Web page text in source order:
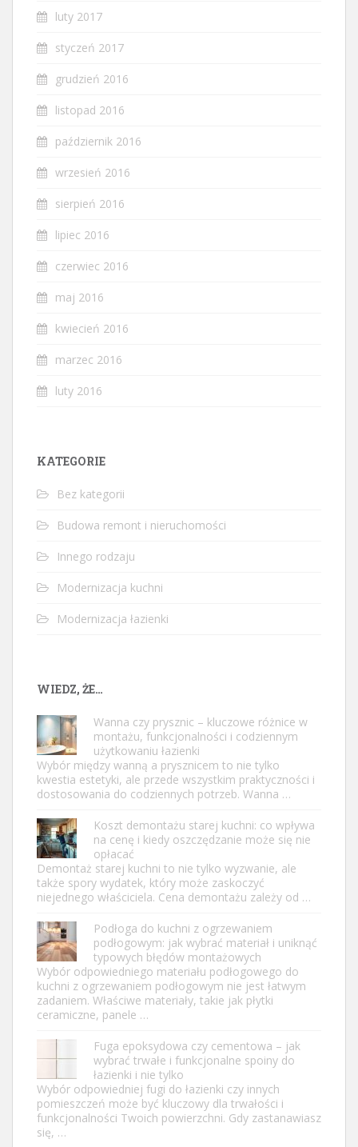
luty 2017
styczeń 2017
grudzień 2016
listopad 2016
październik 2016
wrzesień 2016
sierpień 2016
lipiec 2016
czerwiec 2016
maj 2016
kwiecień 2016
marzec 2016
luty 2016
KATEGORIE
Bez kategorii
Budowa remont i nieruchomości
Innego rodzaju
Modernizacja kuchni
Modernizacja łazienki
WIEDZ, ŻE…
Wanna czy prysznic – kluczowe różnice w
montażu, funkcjonalności i codziennym
użytkowaniu łazienki
Wybór między wanną a prysznicem to nie tylko
kwestia estetyki, ale przede wszystkim praktyczności i
dostosowania do codziennych potrzeb. Wanna …
Koszt demontażu starej kuchni: co wpływa
na cenę i kiedy oszczędzanie może się nie
opłacać
Demontaż starej kuchni to nie tylko wyzwanie, ale
także spory wydatek, który może zaskoczyć
niejednego właściciela. Cena demontażu zależy od …
Podłoga do kuchni z ogrzewaniem
podłogowym: jak wybrać materiał i uniknąć
typowych błędów montażowych
Wybór odpowiedniego materiału podłogowego do
kuchni z ogrzewaniem podłogowym nie jest łatwym
zadaniem. Właściwe materiały, takie jak płytki
ceramiczne, panele …
Fuga epoksydowa czy cementowa – jak
wybrać trwałe i funkcjonalne spoiny do
łazienki i nie tylko
Wybór odpowiedniej fugi do łazienki czy innych
pomieszczeń może być kluczowy dla trwałości i
funkcjonalności Twoich powierzchni. Gdy zastanawiasz
się, …